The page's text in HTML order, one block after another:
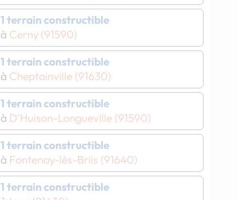
Chargement...
Chargement...
1 terrain constructible
à Cerny (91590)
1 terrain constructible
à Cheptainville (91630)
1 terrain constructible
à D'Huison-Longueville (91590)
1 terrain constructible
à Fontenay-lès-Briis (91640)
1 terrain constructible